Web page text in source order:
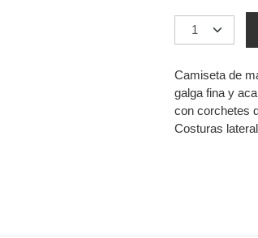
Camiseta de
galga fina y
con corchetes
Costuras